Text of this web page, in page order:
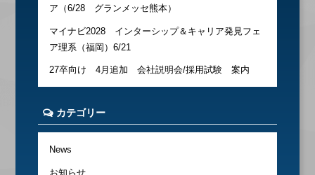
ア（6/28 グランメッセ熊本）
マイナビ2028 インターシップ＆キャリア発見フェ
ア理系（福岡）6/21
27卒向け 4月追加 会社説明会/採用試験 案内
カテゴリー
News
お知らせ